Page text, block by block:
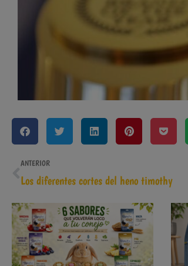
ANTERIOR
Los diferentes cortes del heno timothy